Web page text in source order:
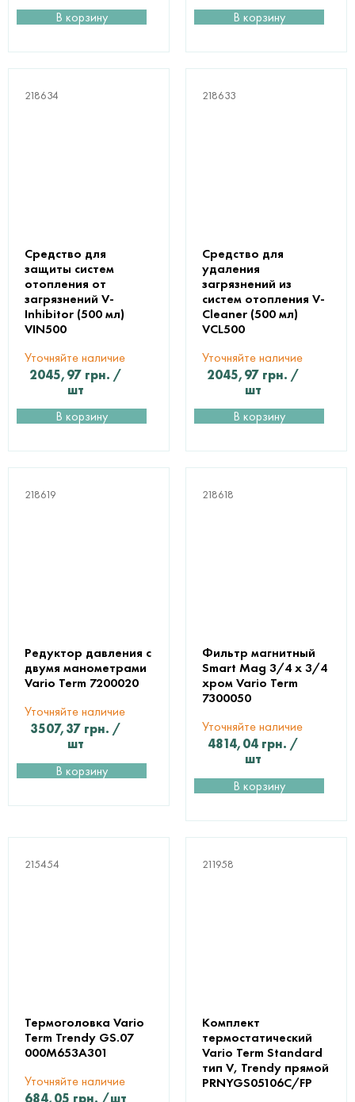
В корзину
В корзину
218634
Средство для
защиты систем
отопления от
загрязнений V-
Inhibitor (500 мл)
VIN500
Уточняйте наличие
2045,97 грн. /
шт
В корзину
218633
Средство для
удаления
загрязнений из
систем отопления V-
Cleaner (500 мл)
VCL500
Уточняйте наличие
2045,97 грн. /
шт
В корзину
218619
Редуктор давления с
двумя манометрами
Vario Term 7200020
Уточняйте наличие
3507,37 грн. /
шт
В корзину
218618
Фильтр магнитный
Smart Mag 3/4 х 3/4
хром Vario Term
7300050
Уточняйте наличие
4814,04 грн. /
шт
В корзину
215454
Термоголовка Vario
Term Trendy GS.07
000M653A301
Уточняйте наличие
684,05 грн. /шт
211958
Комплект
термостатический
Vario Term Standard
тип V, Trendy прямой
PRNYGS05106C/FP